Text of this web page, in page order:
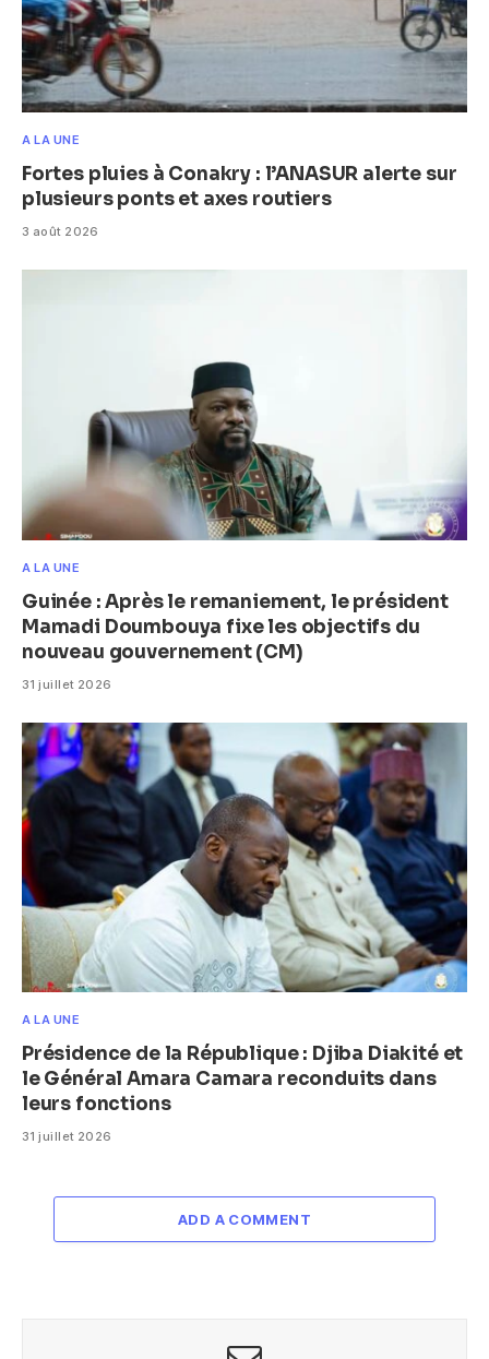
A LA UNE
Fortes pluies à Conakry : l’ANASUR alerte sur
plusieurs ponts et axes routiers
3 août 2026
A LA UNE
Guinée : Après le remaniement, le président
Mamadi Doumbouya fixe les objectifs du
nouveau gouvernement (CM)
31 juillet 2026
A LA UNE
Présidence de la République : Djiba Diakité et
le Général Amara Camara reconduits dans
leurs fonctions
31 juillet 2026
ADD A COMMENT